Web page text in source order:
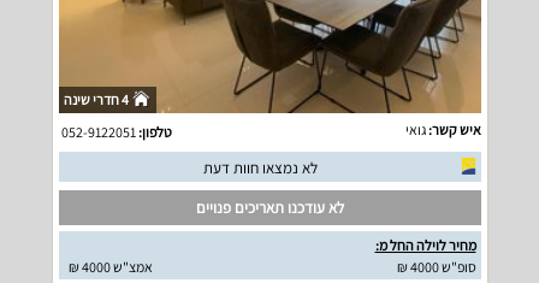
4 חדרי שינה
איש קשר:גואי טלפון:
לא נמצאו חוות דעת
לא עודכנו תאריכים פנויים
מחיר לוילה החל מ:
סופ"ש 4000 ₪
אמצ"ש 4000 ₪